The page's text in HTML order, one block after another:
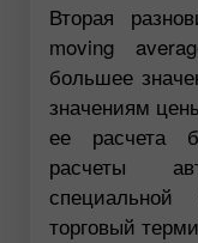
Вторая
moving
большее
значениям
ее расчета
расчеты
торговый